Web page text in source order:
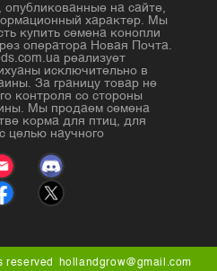
на сайте,
характер. Мы
купить семена конопли
оператора Новая Почта.
реализует
исключительно в
За границу товар не
контроля со стороны
Мы продаем семена
корма для птиц, для
целью научного
reserved hollandgrow@gmail.com